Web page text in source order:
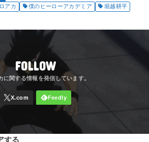
アカ 僕のヒーローアカデミア
堀越耕平
FOLLOW
する